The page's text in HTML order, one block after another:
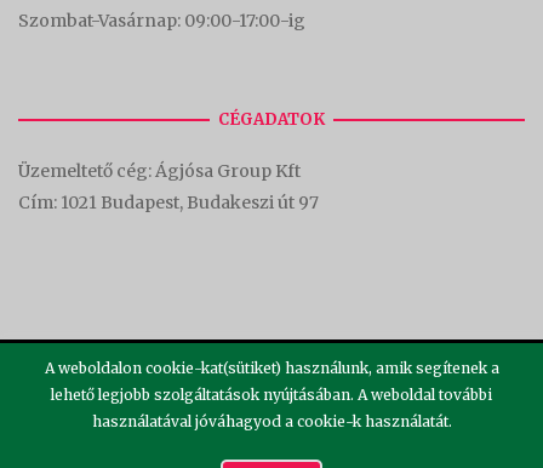
Szombat-Vasárnap: 09:00-17:00-ig
CÉGADATOK
Üzemeltető cég: Ágjósa Group Kft
Cím: 1021 Budapest, Budakeszi út 97
Theme bySiteOrigin
A weboldalon cookie-kat(sütiket) használunk, amik segítenek a
lehető legjobb szolgáltatások nyújtásában. A weboldal további
használatával jóváhagyod a cookie-k használatát.